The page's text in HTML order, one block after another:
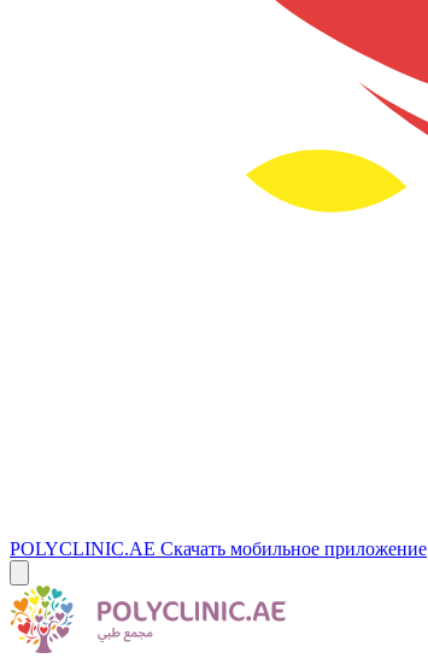
POLYCLINIC.AE Скачать мобильное приложение